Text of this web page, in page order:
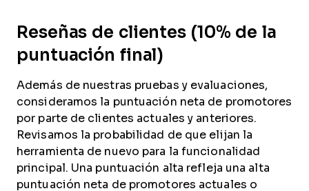
Reseñas de clientes (10% de la
puntuación final)
Además de nuestras pruebas y evaluaciones,
consideramos la puntuación neta de promotores
por parte de clientes actuales y anteriores.
Revisamos la probabilidad de que elijan la
herramienta de nuevo para la funcionalidad
principal. Una puntuación alta refleja una alta
puntuación neta de promotores actuales o